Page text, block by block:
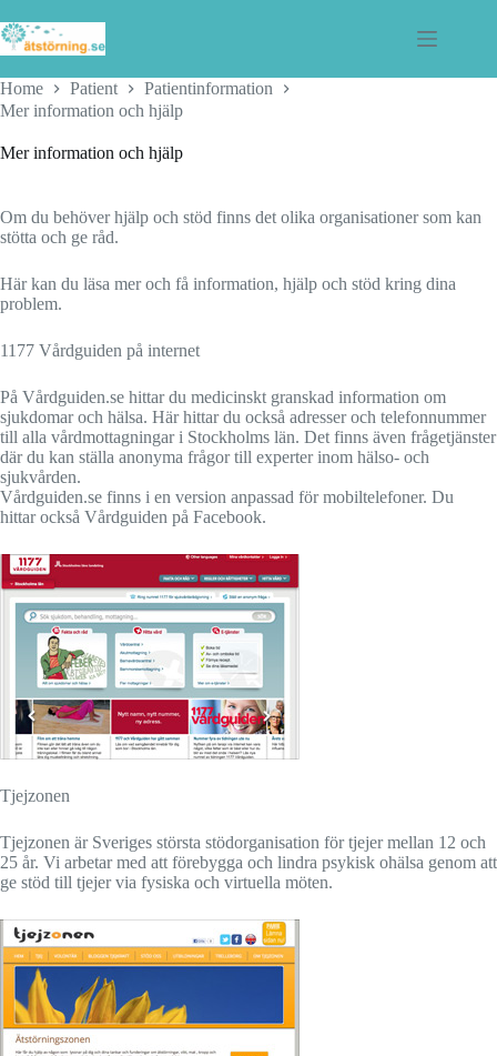
to
content
Home Patient
Patientinformation
Mer information och hjälp
Mer information och hjälp
Om du behöver hjälp och stöd finns det olika organisationer som kan
stötta och ge råd.
Här kan du läsa mer och få information, hjälp och stöd kring dina
problem.
1177 Vårdguiden på internet
På Vårdguiden.se hittar du medicinskt granskad information om
sjukdomar och hälsa. Här hittar du också adresser och telefonnummer
till alla vårdmottagningar i Stockholms län. Det finns även frågetjänster
där du kan ställa anonyma frågor till experter inom hälso- och
sjukvården.
Vårdguiden.se finns i en version anpassad för mobiltelefoner. Du
hittar också Vårdguiden på Facebook.
Tjejzonen
Tjejzonen är Sveriges största stödorganisation för tjejer mellan 12 och
25 år. Vi arbetar med att förebygga och lindra psykisk ohälsa genom att
ge stöd till tjejer via fysiska och virtuella möten.